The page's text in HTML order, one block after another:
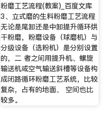
粉磨工艺流程(教案)_百度文库
3、立式磨的生料粉磨工艺流程
无论是尾卸还是中卸提升循环烘
干粉磨，粉磨设备（球磨机）与
分级设备（选粉机）是分别设置
的，二 者之间用提升机、螺旋
输送机或空气输送斜槽等设备构
成闭路循环粉磨工艺系统，比较
复杂，占有的地面、 空间也比
较多。